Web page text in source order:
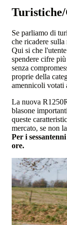
Se parliamo di
che ricadere
Qui si che
spendere cifre
senza
proprie della
amennicoli votati
La nuova
blasone
queste
mercato, se non
Per i
ore.